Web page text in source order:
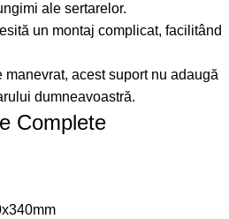
ale sertarelor.
un montaj complicat, facilitând
manevrat, acest suport nu adaugă
dumneavoastră.
Complete